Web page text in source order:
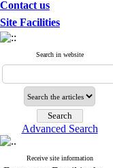
Contact us
Site Facilities
Search in website
Advanced Search
Receive site information